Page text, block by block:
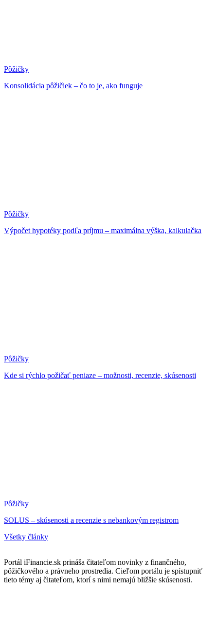
Pôžičky
Konsolidácia pôžičiek – čo to je, ako funguje
Pôžičky
Výpočet hypotéky podľa príjmu – maximálna výška, kalkulačka
Pôžičky
Kde si rýchlo požičať peniaze – možnosti, recenzie, skúsenosti
Pôžičky
SOLUS – skúsenosti a recenzie s nebankovým registrom
Všetky články
Portál iFinancie.sk prináša čitateľom novinky z finančného,
pôžičkového a právneho prostredia. Cieľom portálu je spístupniť
tieto témy aj čitateľom, ktorí s nimi nemajú bližšie skúsenosti.